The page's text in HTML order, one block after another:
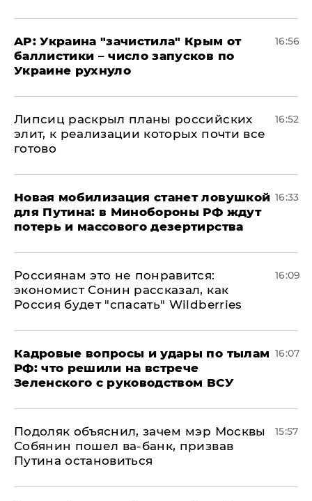
AP: Украина "зачистила" Крым от
баллистики – число запусков по
Украине рухнуло
16:56
Липсиц раскрыл планы российских
элит, к реализации которых почти все
готово
16:52
​Новая мобилизация станет ловушкой
для Путина: в Минобороны РФ ждут
потерь и массового дезертирства
16:33
Россиянам это не понравится:
экономист Сонин рассказал, как
Россия будет "спасать" Wildberries
16:09
Кадровые вопросы и удары по тылам
РФ: что решили на встрече
Зеленского с руководством ВСУ
16:07
Подоляк объяснил, зачем мэр Москвы
Собянин пошел ва-банк, призвав
Путина остановиться
15:57